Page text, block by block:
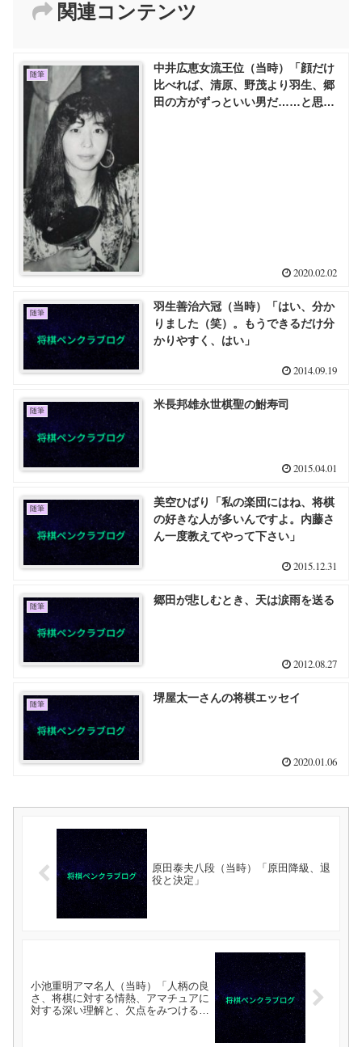
関連コンテンツ
随筆
中井広恵女流王位（当時）「顔だけ
比べれば、清原、野茂より羽生、郷
田の方がずっといい男だ……と思
2020.02.02
随筆
羽生善治六冠（当時）「はい、分か
りました（笑）。もうできるだけ分
かりやすく、はい」
2014.09.19
随筆 米長邦雄永世棋聖の鮒寿司
2015.04.01
随筆
美空ひばり「私の楽団にはね、将棋
の好きな人が多いんですよ。内藤さ
ん一度教えてやって下さい」
2015.12.31
随筆 郷田が悲しむとき、天は涙雨を送る
2012.08.27
随筆 堺屋太一さんの将棋エッセイ
2020.01.06
原田泰夫八段（当時）「原田降級、退
役と決定」
小池重明アマ名人（当時）「人柄の良
さ、将棋に対する情熱、アマチュアに
対する深い理解と、欠点をみつけるの